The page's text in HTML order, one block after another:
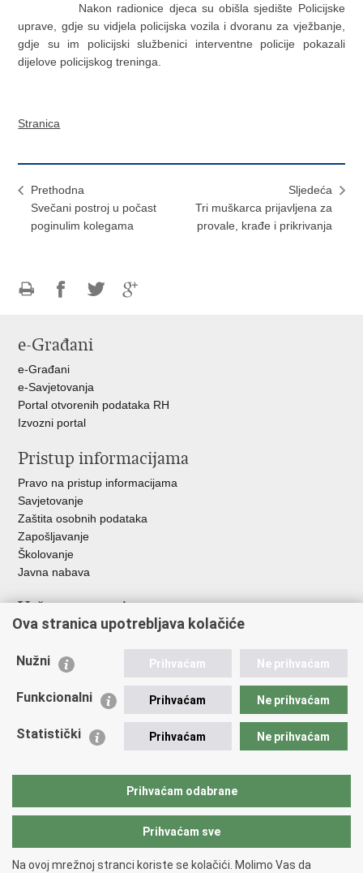
Nakon radionice djeca su obišla sjedište Policijske
uprave, gdje su vidjela policijska vozila i dvoranu za vježbanje,
gdje su im policijski službenici interventne policije pokazali
dijelove policijskog treninga.
Stranica
Prethodna
Svečani postroj u počast
poginulim kolegama
Sljedeća
Tri muškarca prijavljena za
provale, krađe i prikrivanja
FacebookuTwitteru
e-Građani
e-Građani
e-Savjetovanja
Portal otvorenih podataka RH
Izvozni portal
Pristup informacijama
Pravo na pristup informacijama
Savjetovanje
Zaštita osobnih podataka
Zapošljavanje
Školovanje
Javna nabava
Važne poveznice
Ministarstvo unutarnjih poslova
Udruge
Policijska akademija
Zaklada policijske solidarnosti
Vučetić"
Ova stranica upotrebljava kolačiće
Nužni Prihvaćam Ne prihvaćam
Funkcionalni Prihvaćam Ne prihvaćam
Statistički Prihvaćam Ne prihvaćam
Prihvaćam odabrane
Prihvaćam sve
Na ovoj mrežnoj stranci koriste se kolačići. Molimo Vas da